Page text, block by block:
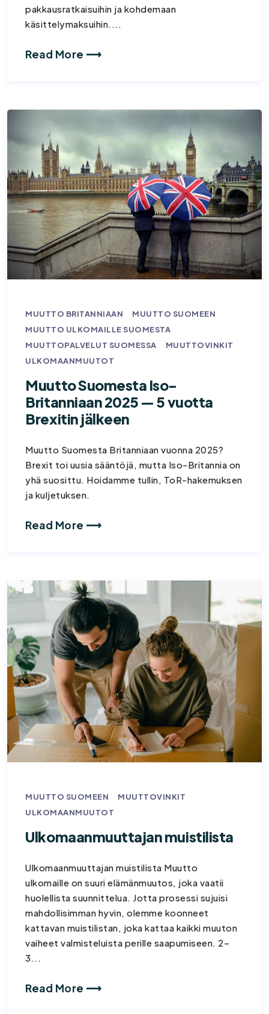
pakkausratkaisuihin ja kohdemaan
käsittelymaksuihin....
Read More ⟶
MUUTTO BRITANNIAAN
MUUTTO SUOMEEN
MUUTTO ULKOMAILLE SUOMESTA
MUUTTOPALVELUT SUOMESSA
MUUTTOVINKIT
ULKOMAANMUUTOT
Muutto Suomesta Iso-
Britanniaan 2025 — 5 vuotta
Brexitin jälkeen
Muutto Suomesta Britanniaan vuonna 2025?
Brexit toi uusia sääntöjä, mutta Iso-Britannia on
yhä suosittu. Hoidamme tullin, ToR-hakemuksen
ja kuljetuksen.
Read More ⟶
MUUTTO SUOMEEN
MUUTTOVINKIT
ULKOMAANMUUTOT
Ulkomaanmuuttajan muistilista
Ulkomaanmuuttajan muistilista Muutto
ulkomaille on suuri elämänmuutos, joka vaatii
huolellista suunnittelua. Jotta prosessi sujuisi
mahdollisimman hyvin, olemme koonneet
kattavan muistilistan, joka kattaa kaikki muuton
vaiheet valmisteluista perille saapumiseen. 2–
3...
Read More ⟶